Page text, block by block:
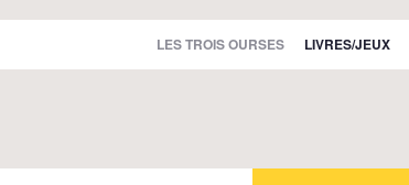
LES TROIS OURSES LIVRES/JEUX